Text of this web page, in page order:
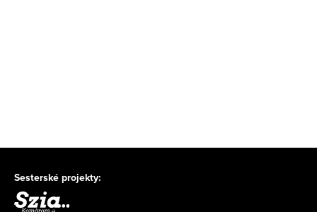
Sesterské projekty: